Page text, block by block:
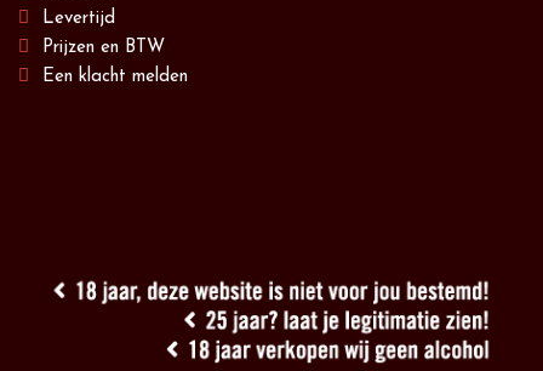
Levertijd
Prijzen en BTW
Een klacht melden